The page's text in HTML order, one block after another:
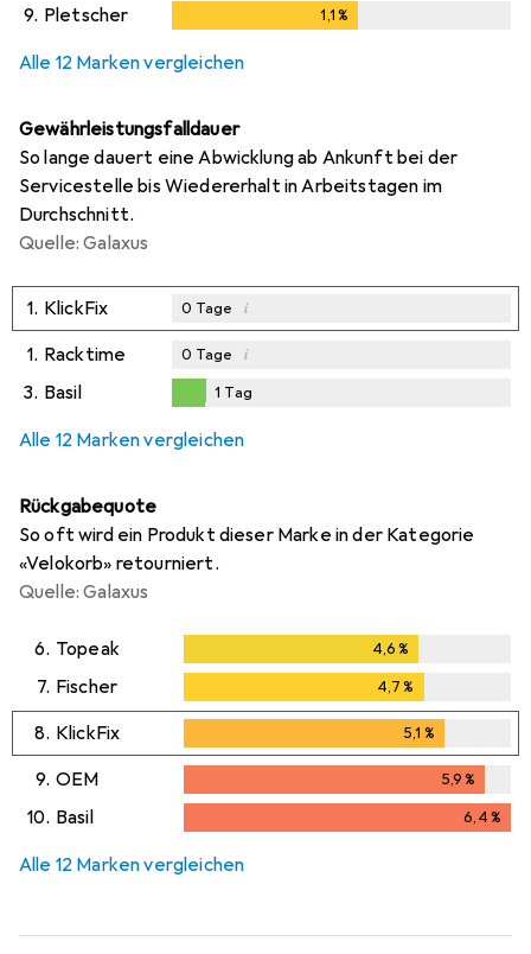
9. Pletscher 1,1%
Alle 12 Marken vergleichen
Gewährleistungsfalldauer
So lange dauert eine Abwicklung ab Ankunft bei der
Servicestelle bis Wiedererhalt in Arbeitstagen im
Durchschnitt.
Quelle: Galaxus
1. KlickFix 0 Tage i
1. Racktime 0 Tage i
3. Basil 1 Tag
Alle 12 Marken vergleichen
Rückgabequote
So oft wird ein Produkt dieser Marke in der Kategorie
«Velokorb» retourniert.
Quelle: Galaxus
6. Topeak 4,6%
7. Fischer 4,7%
8. KlickFix 5,1 %
9. OEM 5,9%
5,9%
10. Basil 6,4%
Alle 12 Marken vergleichen